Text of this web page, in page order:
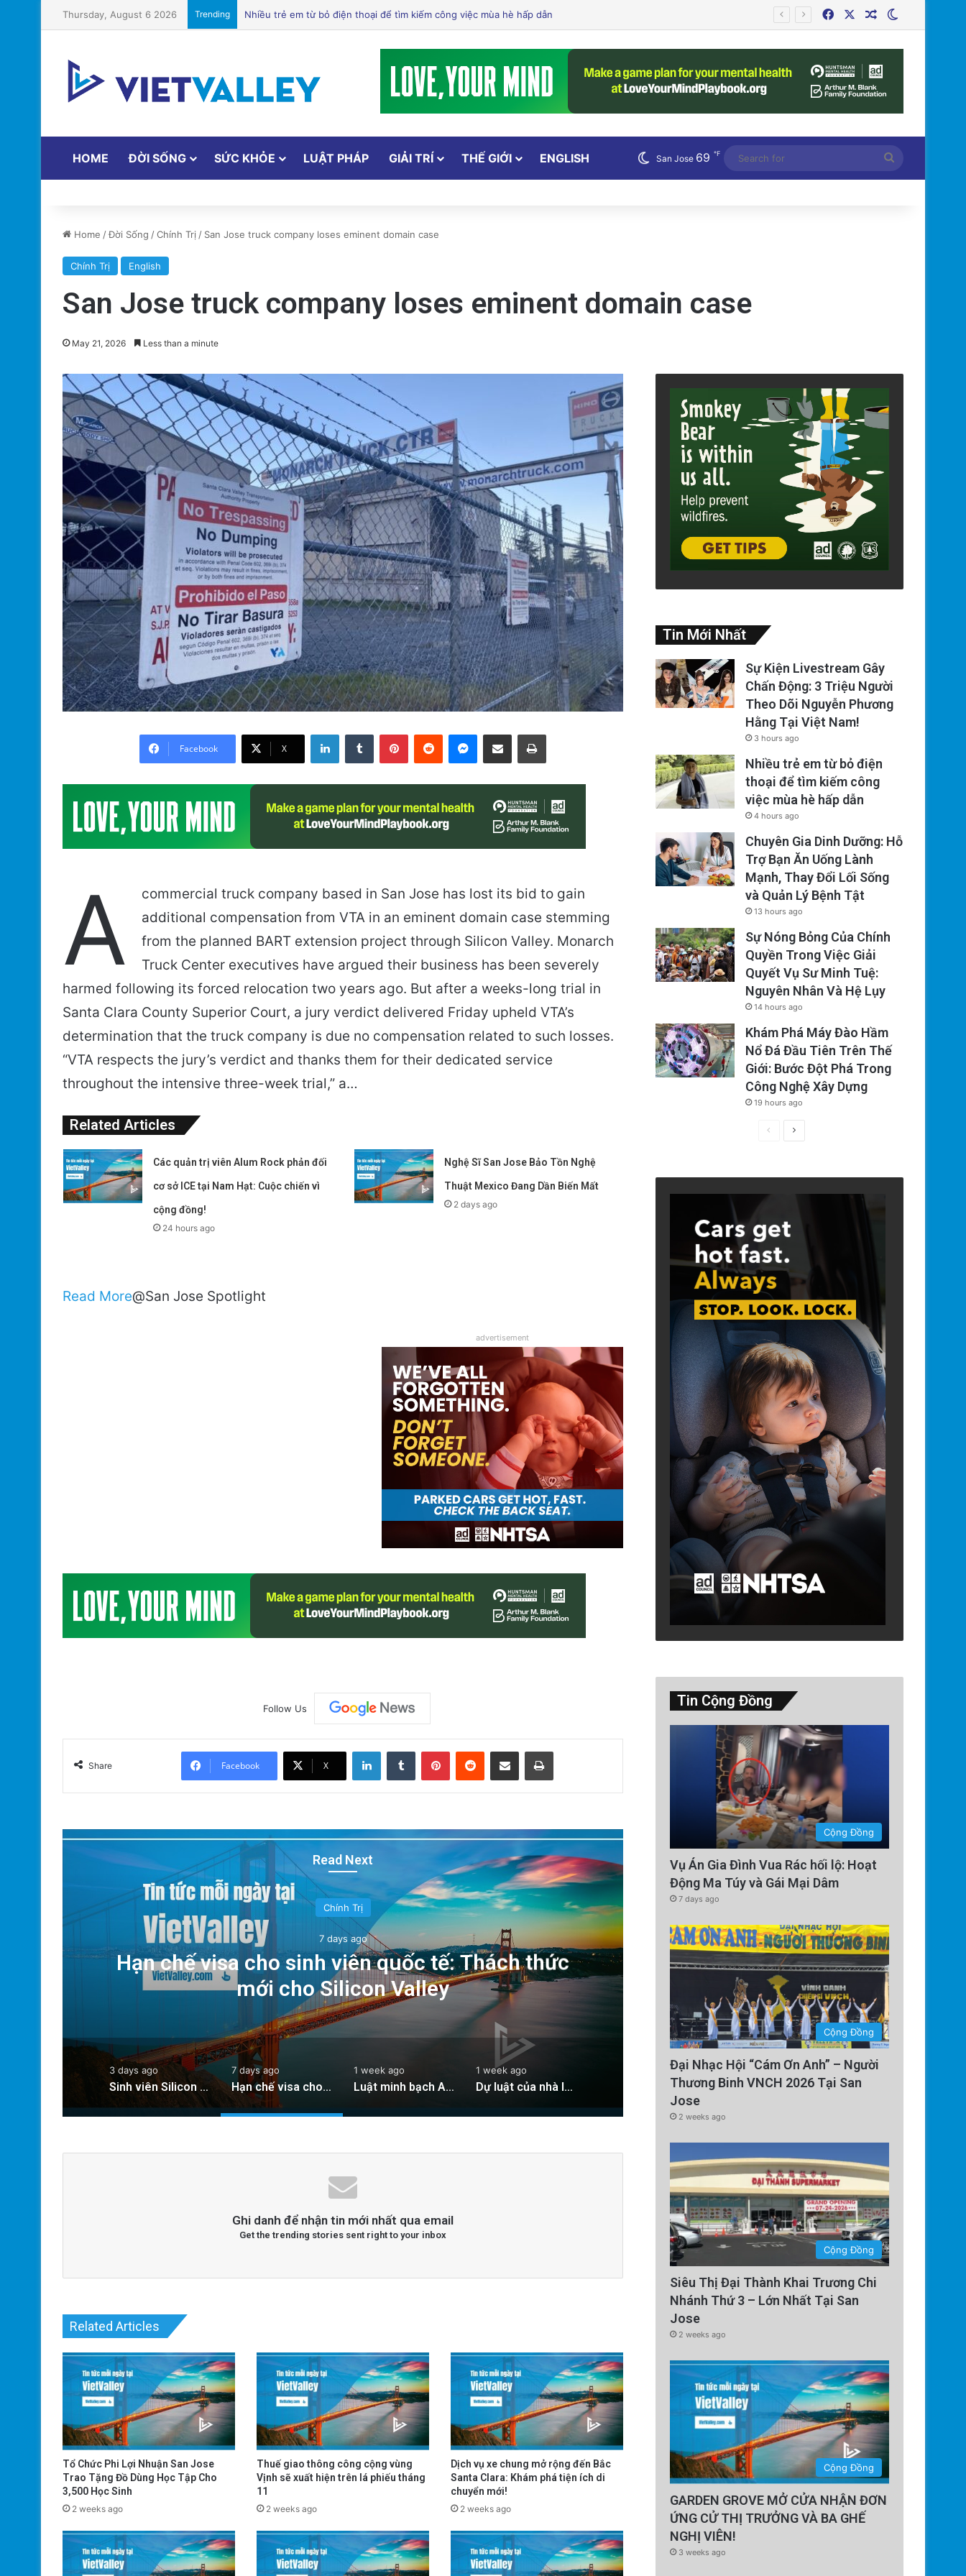
Thursday, August 6 2026 Trending Chuyên Gia Dinh Dưỡng: Hỗ Trợ Bạn Ăn Uống Lành Mạnh, Thay Đổi Lối Sống và Quản Lý Bệnh Tật FacebookRandom Article
HOME ĐỜI SỐNG SỨC KHỎE LUẬT PHÁP GIẢI TRÍ THẾ GIỚI ENGLISH San Jose 69 ℉
for
Home /Đời Sống /Chính Trị / San Jose truck company loses eminent domain case
Chính Trị English
San Jose truck company loses eminent domain case
May 21, 2026 Less than a minute
Facebook X
LinkedInTumblr PinterestReddit Messenger
Share via Email Print
A
commercial truck company based in San Jose has lost its bid to gain
additional compensation from VTA in an eminent domain case stemming
from the planned BART extension project through Silicon Valley. Monarch
Truck Center executives have argued their business has been severely
harmed following its forced relocation two years ago. But after a weeks-long trial in
Santa Clara County Superior Court, a jury verdict delivered Friday upheld VTA’s
determination that the truck company is due no compensation related to such losses.
“VTA respects the jury’s verdict and thanks them for their dedicated service
throughout the intensive three-week trial,” a…
Related Articles
Các quản trị viên Alum Rock phản đối
cơ sở ICE tại Nam Hạt: Cuộc chiến vì
cộng đồng!
24 hours ago
Nghệ Sĩ San Jose Bảo Tồn Nghệ
Thuật Mexico Đang Dần Biến Mất
2 days ago
Read More@San Jose Spotlight
advertisement
Follow Us
Share Facebook X
LinkedInTumblr PinterestReddit Share via Email Print
Read Next
Chính Trị
7 days ago
Hạn chế visa cho sinh viên quốc tế: Thách thức
mới cho Silicon Valley
1 week ago
Luật minh bạch AI của các
Vịnh có hiệu lực từ
3 days ago
Sinh viên Silicon Valley được hỗ trợ chỗ ở nhờ hợp tác giữa các trường đại học
7 days ago
Hạn chế visa cho sinh viên quốc tế: Thách thức mới cho Silicon Valley
1 week ago
Luật minh bạch AI của các nhà lập pháp Vùng Vịnh có hiệu lực từ Thứ Bảy
1 week ago
Dự luật của nhà lập pháp San Jose: Chìa khóa cho gói nhà ở liên bang
Ghi danh để nhận tin mới nhất qua email
Get the trending stories sent right to your inbox
Related Articles
Tổ Chức Phi Lợi Nhuận San Jose
Trao Tặng Đồ Dùng Học Tập Cho
3,500 Học Sinh
2 weeks ago
Thuế giao thông công cộng vùng
Vịnh sẽ xuất hiện trên lá phiếu tháng
11
2 weeks ago
Dịch vụ xe chung mở rộng đến Bắc
Santa Clara: Khám phá tiện ích di
chuyển mới!
2 weeks ago
Tin Mới Nhất
Sự Kiện Livestream Gây
Chấn Động: 3 Triệu Người
Theo Dõi Nguyễn Phương
Hằng Tại Việt Nam!
3 hours ago
Nhiều trẻ em từ bỏ điện
thoại để tìm kiếm công
việc mùa hè hấp dẫn
4 hours ago
Chuyên Gia Dinh Dưỡng: Hỗ
Trợ Bạn Ăn Uống Lành
Mạnh, Thay Đổi Lối Sống
và Quản Lý Bệnh Tật
13 hours ago
Sự Nóng Bỏng Của Chính
Quyền Trong Việc Giải
Quyết Vụ Sư Minh Tuệ:
Nguyên Nhân Và Hệ Lụy
14 hours ago
Khám Phá Máy Đào Hầm
Nổ Đá Đầu Tiên Trên Thế
Giới: Bước Đột Phá Trong
Công Nghệ Xây Dựng
19 hours ago
PreviousNext
Tin Cộng Đồng
Cộng Đồng
Vụ Án Gia Đình Vua Rác hối lộ: Hoạt
Động Ma Túy và Gái Mại Dâm
7 days ago
Cộng Đồng
Đại Nhạc Hội “Cám Ơn Anh” – Người
Thương Binh VNCH 2026 Tại San
Jose
2 weeks ago
Cộng Đồng
Siêu Thị Đại Thành Khai Trương Chi
Nhánh Thứ 3 – Lớn Nhất Tại San
Jose
2 weeks ago
Cộng Đồng
GARDEN GROVE MỞ CỬA NHẬN ĐƠN
ỨNG CỬ THỊ TRƯỞNG VÀ BA GHẾ
NGHỊ VIÊN!
3 weeks ago